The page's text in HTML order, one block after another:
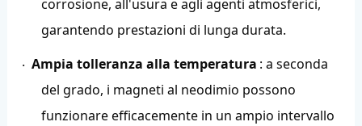
corrosione, all'usura e agli agenti atmosferici,
garantendo prestazioni di lunga durata.
· Ampia tolleranza alla temperatura : a seconda
del grado, i magneti al neodimio possono
funzionare efficacemente in un ampio intervallo